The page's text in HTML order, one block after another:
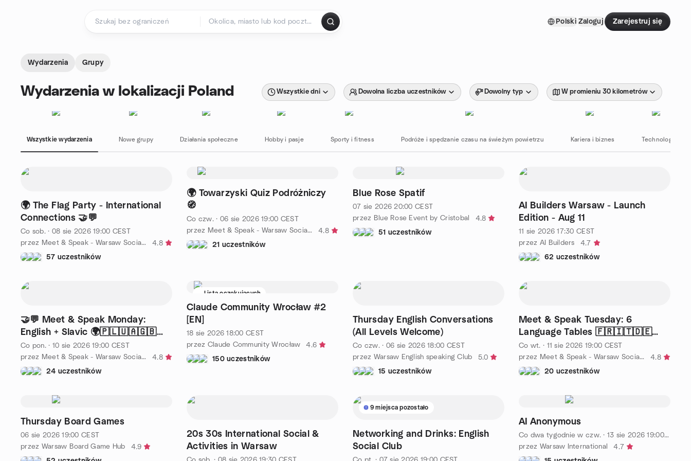
Polski Zaloguj Zarejestruj się
Wydarzenia Grupy
Wydarzenia w lokalizacji Poland Wszystkie dni Dowolna liczba uczestników Dowolny typ W promieniu 30 kilometrów
Wszystkie wydarzenia Nowe grupy Działania społeczne Hobby i pasje Sporty i fitness Podróże i spędzanie czasu na świeżym powietrzu Kariera i biznes Technologia
🌍 The Flag Party - International
Connections 🤝💬
Co sob.· 08 sie 2026 19:00 CEST
przez Meet & Speak - Warsaw Social & Language Exchange
4.8
57 uczestników
🌍 Towarzyski Quiz Podróżniczy
🧭
Co czw.· 06 sie 2026 19:00 CEST
przez Meet & Speak - Warsaw Social & Language Exchange
4.8
21 uczestników
Blue Rose Spatif
07 sie 2026 20:00 CEST
przez Blue Rose Event by Cristobal
4.8
51 uczestników
AI Builders Warsaw - Launch
Edition - Aug 11
11 sie 2026 17:30 CEST
przez AI Builders
4.7
62 uczestników
🤝💬 Meet & Speak Monday:
English + Slavic 🌍🇵🇱🇺🇦🇬🇧
🇷🇺🌍
Co pon.· 10 sie 2026 19:00 CEST
przez Meet & Speak - Warsaw Social & Language Exchange
4.8
24 uczestników
Lista oczekujących
Claude Community Wrocław #2
[EN]
18 sie 2026 18:00 CEST
przez Claude Community Wrocław
4.6
150 uczestników
Thursday English Conversations
(All Levels Welcome)
Co czw.· 06 sie 2026 18:00 CEST
przez Warsaw English speaking Club
5.0
15 uczestników
Meet & Speak Tuesday: 6
Language Tables 🇫🇷🇮🇹🇩🇪
🇨🇳🇬🇷🇳🇴🇸🇪
Co wt. · 11 sie 2026 19:00 CEST
przez Meet & Speak - Warsaw Social & Language Exchange
4.8
20 uczestników
Thursday Board Games
06 sie 2026 19:00 CEST
przez Warsaw Board Game Hub
4.9
20s 30s International Social &
Activities in Warsaw
9 miejsca pozostało
Networking and Drinks: English
Social Club
AI Anonymous
Co dwa tygodnie w czw. ·13 sie 2026 19:00 CEST
przez Warsaw International
4.7